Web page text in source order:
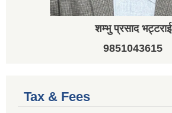
शम्भु प्रसाद भट्टराई
9851043615
Tax & Fees